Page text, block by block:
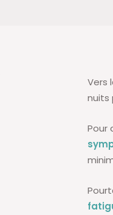
Vers
nuits
Pour